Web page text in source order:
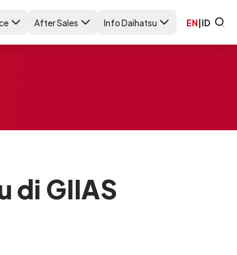
After Sales Info Daihatsu EN|ID
di GIIAS